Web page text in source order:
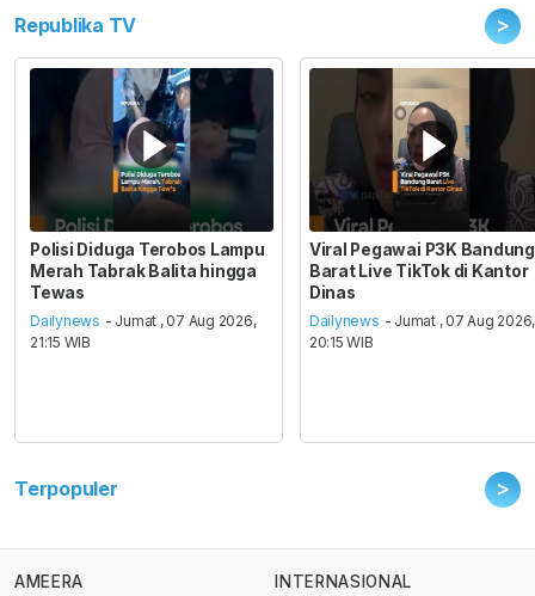
Republika TV >
Polisi Diduga Terobos Lampu
Merah Tabrak Balita hingga
Tewas
Dailynews - Jumat , 07 Aug 2026,
21:15 WIB
Viral Pegawai P3K Bandung
Barat Live TikTok di Kantor
Dinas
Dailynews - Jumat , 07 Aug 2026,
20:15 WIB
Terpopuler >
AMEERA INTERNASIONAL